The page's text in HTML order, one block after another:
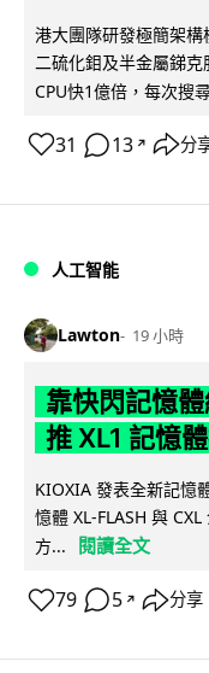
港大團隊研發極簡架
二硫化鉬及半金屬銻
CPU快1億倍，每次搜
31 13 ↗ 分
人工智能
Lawton 19 小時
靠快閃記憶
推 XL1 記憶
KIOXIA 發表全新記憶
憶體 XL-FLASH 與
方...
閱讀全文
79 5 ↗ 分享